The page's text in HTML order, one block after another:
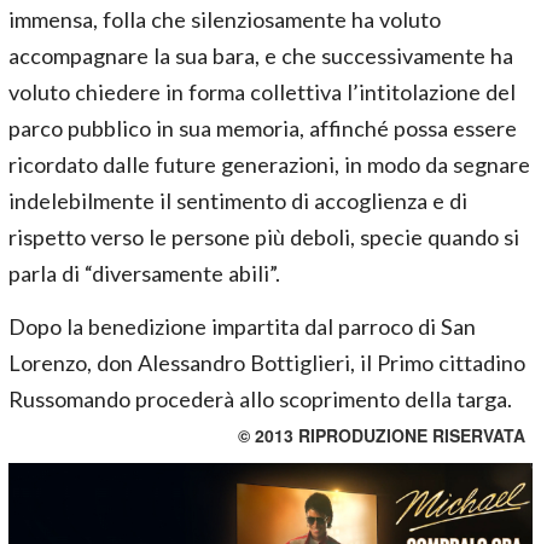
immensa, folla che silenziosamente ha voluto
accompagnare la sua bara, e che successivamente ha
voluto chiedere in forma collettiva l’intitolazione del
parco pubblico in sua memoria, affinché possa essere
ricordato dalle future generazioni, in modo da segnare
indelebilmente il sentimento di accoglienza e di
rispetto verso le persone più deboli, specie quando si
parla di “diversamente abili”.
Dopo la benedizione impartita dal parroco di San
Lorenzo, don Alessandro Bottiglieri, il Primo cittadino
Russomando procederà allo scoprimento della targa.
© 2013 RIPRODUZIONE RISERVATA